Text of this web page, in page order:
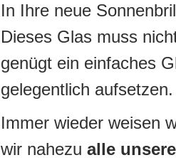
In Ihre neue
Dieses Glas muss
genügt ein einfaches
gelegentlich aufsetzen.
Immer wieder weisen
wir nahezu alle